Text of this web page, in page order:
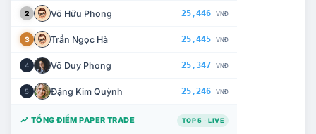
2 Võ Hữu Phong 25,446 VNĐ
3 Trần Ngọc Hà 25,445 VNĐ
4 Võ Duy Phong 25,347 VNĐ
5 Đặng Kim Quỳnh 25,246 VNĐ
TỔNG ĐIỂM PAPER TRADE TOP 5 · LIVE